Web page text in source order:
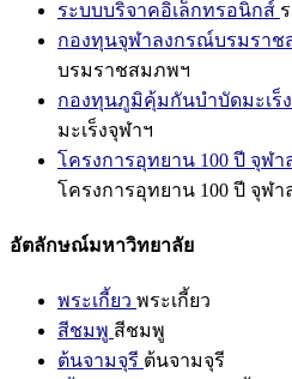
ระบบบริจาคอิเล็กทรอนิกส์
กองทุนจุฬาลงกรณ์บรมราช
บรมราชสมภพฯ
กองทุนภูมิคุ้มกันบำบัดมะเร็
มะเร็งจุฬาฯ
โครงการอุทยาน 100 ปี จุฬ
โครงการอุทยาน 100 ปี จุฬ
อัตลักษณ์มหาวิทยาลัย
พระเกี้ยว พระเกี้ยว
สีชมพู สีชมพู
ต้นจามจุรี ต้นจามจุรี